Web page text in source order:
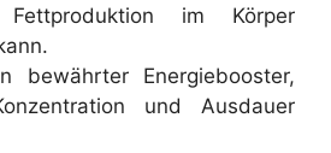
im Körper
bewährter Energiebooster,
und Ausdauer